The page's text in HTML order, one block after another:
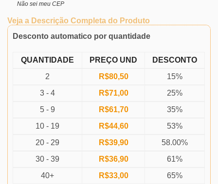
Não sei meu CEP
Veja a Descrição Completa do Produto
Desconto automatico por quantidade
QUANTIDADE PREÇO UND
DESCONTO
2
R$80,50
15%
3 - 4
R$71,00
25%
5 - 9
R$61,70
35%
10 - 19
R$44,60
53%
20 - 29
R$39,90
58.00%
30 - 39
R$36,90
61%
40+
R$33,00 65%